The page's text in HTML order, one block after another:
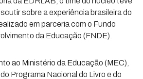
sobre a experiência brasileira do
em parceria com o Fundo
da Educação (FNDE).
ao Ministério da Educação (MEC),
Programa Nacional do Livro e do